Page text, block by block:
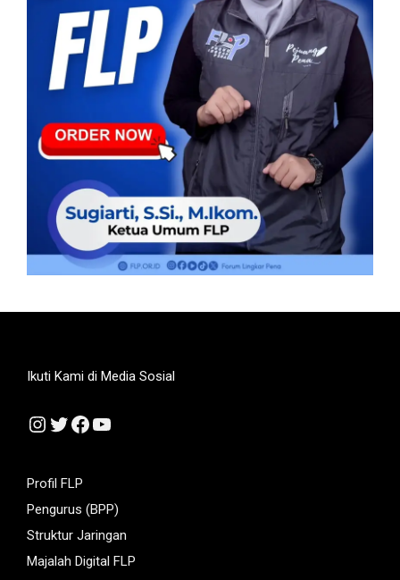
Ikuti Kami di Media Sosial
Instagram
Twitter
Facebook
YouTube
Profil FLP
Pengurus (BPP)
Struktur Jaringan
Majalah Digital FLP